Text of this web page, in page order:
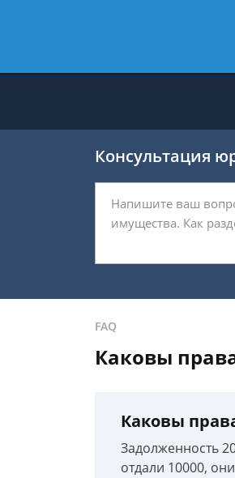
Консультация
FAQ
Каковы
Каковы
Задолженность
отдали 10000,